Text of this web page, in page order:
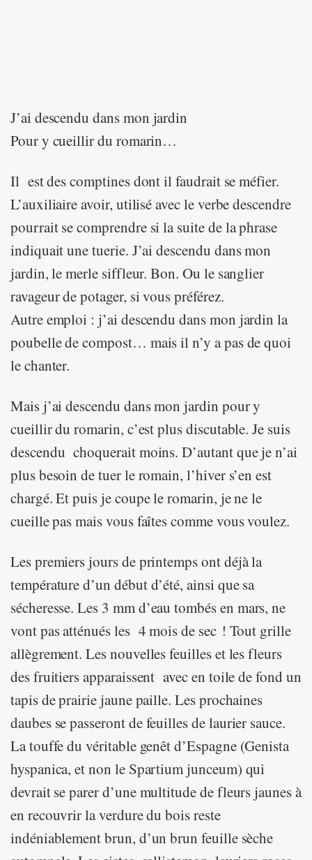
J’ai descendu dans mon jardin
Pour y cueillir du romarin…
Il est des comptines dont il faudrait se méfier.
L’auxiliaire avoir, utilisé avec le verbe descendre
pourrait se comprendre si la suite de la phrase
indiquait une tuerie. J’ai descendu dans mon
jardin, le merle siffleur. Bon. Ou le sanglier
ravageur de potager, si vous préférez.
Autre emploi : j’ai descendu dans mon jardin la
poubelle de compost… mais il n’y a pas de quoi
le chanter.
Mais j’ai descendu dans mon jardin pour y
cueillir du romarin, c’est plus discutable. Je suis
descendu choquerait moins. D’autant que je n’ai
plus besoin de tuer le romain, l’hiver s’en est
chargé. Et puis je coupe le romarin, je ne le
cueille pas mais vous faîtes comme vous voulez.
Les premiers jours de printemps ont déjà la
température d’un début d’été, ainsi que sa
sécheresse. Les 3 mm d’eau tombés en mars, ne
vont pas atténués les 4 mois de sec ! Tout grille
allègrement. Les nouvelles feuilles et les fleurs
des fruitiers apparaissent avec en toile de fond un
tapis de prairie jaune paille. Les prochaines
daubes se passeront de feuilles de laurier sauce.
La touffe du véritable genêt d’Espagne (Genista
hyspanica, et non le Spartium junceum) qui
devrait se parer d’une multitude de fleurs jaunes à
en recouvrir la verdure du bois reste
indéniablement brun, d’un brun feuille sèche